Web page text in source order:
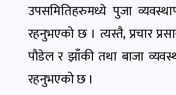
उपसमितिहरुमध्ये पुजा
रहनुभएको छ । त्यस्तै, प्रचार
पौडेल र झाँकी तथा बाजा
रहनुभएको छ ।